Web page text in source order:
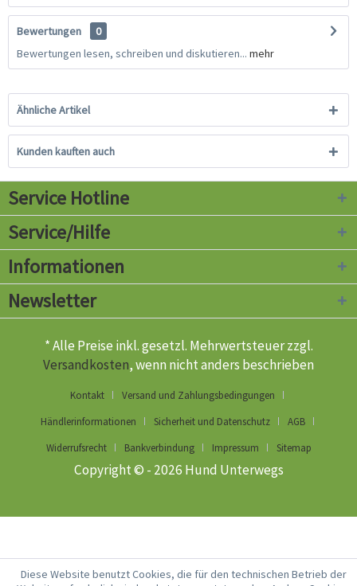
Bewertungen
0
Bewertungen lesen, schreiben und diskutieren... mehr
Ähnliche Artikel
Kunden kauften auch
Service Hotline
Service/Hilfe
Informationen
Newsletter
* Alle Preise inkl. gesetzl. Mehrwertsteuer zzgl.
Versandkosten, wenn nicht anders beschrieben
Kontakt
Versand und Zahlungsbedingungen
Händlerinformationen
Sicherheit und Datenschutz
AGB
Widerrufsrecht
Bankverbindung Impressum Sitemap
Copyright © - 2026 Hund Unterwegs
Diese Website benutzt Cookies, die für den technischen Betrieb der